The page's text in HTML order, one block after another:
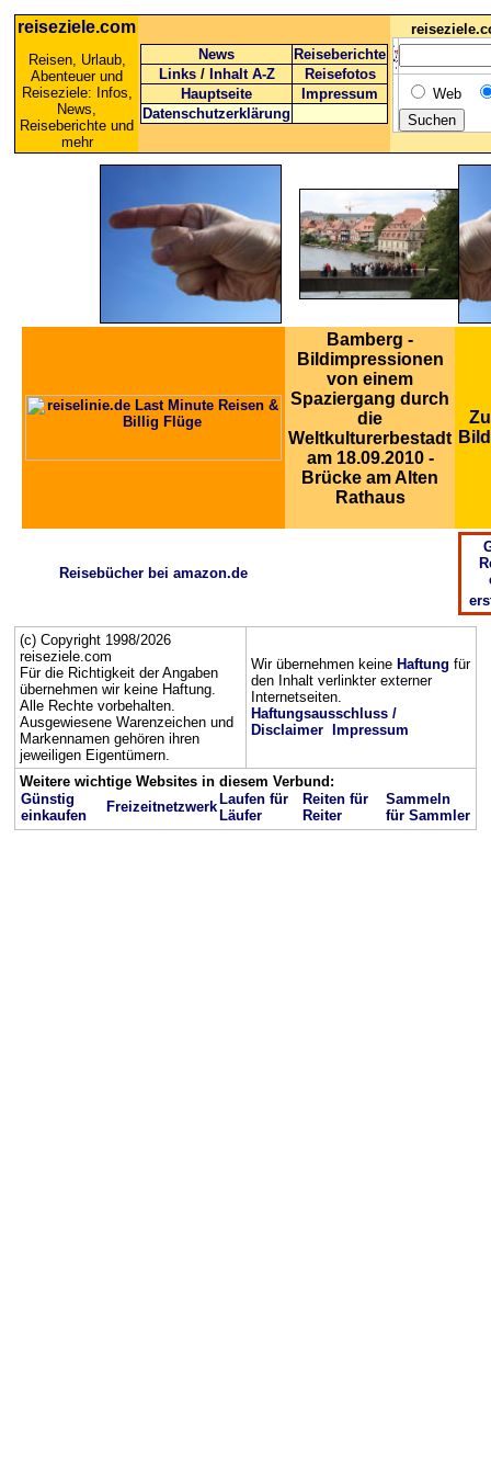
reiseziele.com
Reisen, Urlaub,
Abenteuer und
Reiseziele: Infos,
News,
Reiseberichte und
mehr
News
Reiseberichte
Links / Inhalt A-Z
Reisefotos
Hauptseite
Impressum
Datenschutzerklärung
Web
Bamberg -
Bildimpressionen
von einem
Spaziergang durch
die
Weltkulturerbestadt
am 18.09.2010 -
Brücke am Alten
Rathaus
Reisebücher bei amazon.de
(c) Copyright 1998/2026
reiseziele.com
Für die Richtigkeit der Angaben
übernehmen wir keine Haftung.
Alle Rechte vorbehalten.
Ausgewiesene Warenzeichen und
Markennamen gehören ihren
jeweiligen Eigentümern.
Wir übernehmen keine Haftung für
den Inhalt verlinkter externer
Internetseiten.
Haftungsausschluss /
Disclaimer
Impressum
Weitere wichtige Websites in diesem Verbund:
Günstig
einkaufen
Freizeitnetzwerk Laufen für
Läufer
Reiten für
Reiter
Sammeln
für Sammler